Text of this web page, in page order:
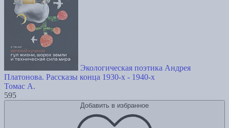
Экологическая поэтика Андрея
Платонова. Рассказы конца 1930-х - 1940-х
Томас А.
595
Добавить в избранное